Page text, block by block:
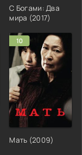
С Богами: Два
мира (2017)
10
Мать (2009)